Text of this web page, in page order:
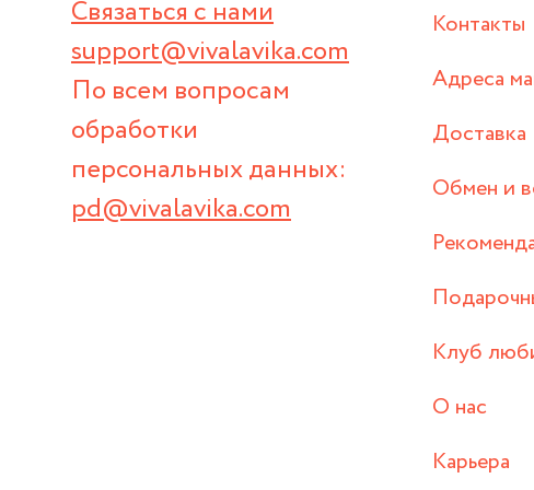
Связаться с нами
support@vivalavika.com
По всем вопросам
обработки
персональных данных:
pd@vivalavika.com
Контакты
Адреса
Доставка
Обмен и
Клуб
О нас
Карьера